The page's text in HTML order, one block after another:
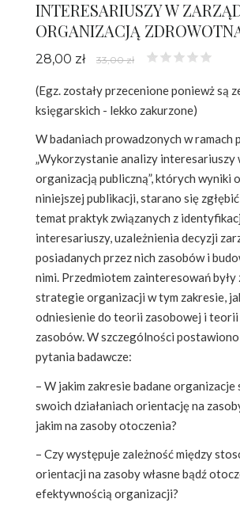
INTERESARIUSZY W
ORGANIZACJĄ
28,00 zł 33,00 zł
(Egz. zostały przecenione poniewż są
księgarskich - lekko zakurzone)
W badaniach prowadzonych w ramach
„Wykorzystanie analizy interesariuszy
organizacją publiczną”, których wyniki
niniejszej publikacji, starano się
temat praktyk związanych z
interesariuszy, uzależnienia decyzji
posiadanych przez nich zasobów i
nimi. Przedmiotem zainteresowań były
strategie organizacji w tym zakresie,
odniesienie do teorii zasobowej i teorii
zasobów. W szczególności
pytania badawcze:
– W jakim zakresie badane organizacje
swoich działaniach orientację na
jakim na zasoby otoczenia?
– Czy występuje zależność między
orientacji na zasoby własne bądź
efektywnością organizacji?